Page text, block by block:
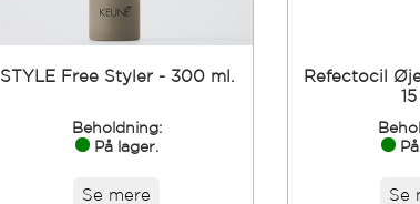
STYLE Free Styler - 300 ml.
Beholdning:
På lager.
Se mere
Refectocil
Se